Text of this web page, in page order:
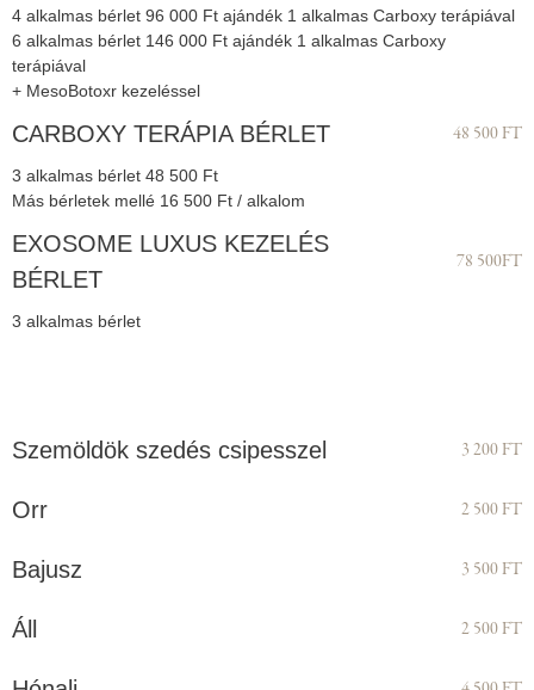
4 alkalmas bérlet 96 000 Ft ajándék 1 alkalmas Carboxy terápiával
6 alkalmas bérlet 146 000 Ft ajándék 1 alkalmas Carboxy
terápiával
+ MesoBotoxr kezeléssel
CARBOXY TERÁPIA BÉRLET 48 500 FT
3 alkalmas bérlet 48 500 Ft
Más bérletek mellé 16 500 Ft / alkalom
EXOSOME LUXUS KEZELÉS
BÉRLET
78 500FT
3 alkalmas bérlet
Szemöldök szedés csipesszel 3 200 FT
Orr 2 500 FT
Bajusz 3 500 FT
Áll 2 500 FT